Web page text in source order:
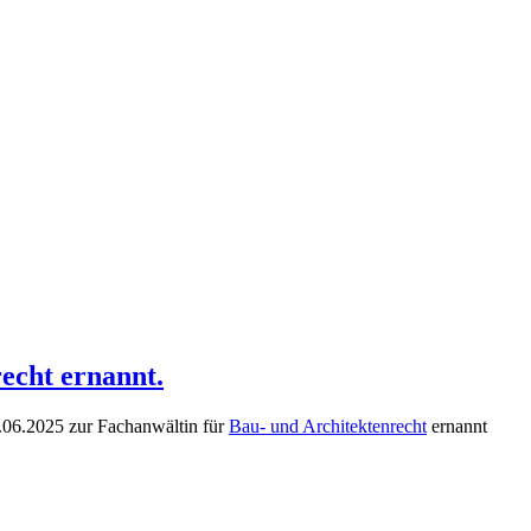
ernannt.
zur Fachanwältin fürBau- und Architektenrecht ernannt